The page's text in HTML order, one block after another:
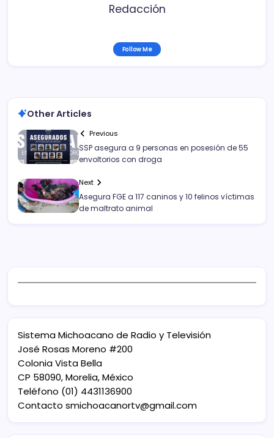
Redacción
Follow Me
Other Articles
Previous
SSP asegura a 9 personas en posesión de 55
envoltorios con droga
Next
Asegura FGE a 117 caninos y 10 felinos víctimas
de maltrato animal
Sistema Michoacano de Radio y Televisión
José Rosas Moreno #200
Colonia Vista Bella
CP 58090, Morelia, México
Teléfono (01) 4431136900
Contacto smichoacanortv@gmail.com